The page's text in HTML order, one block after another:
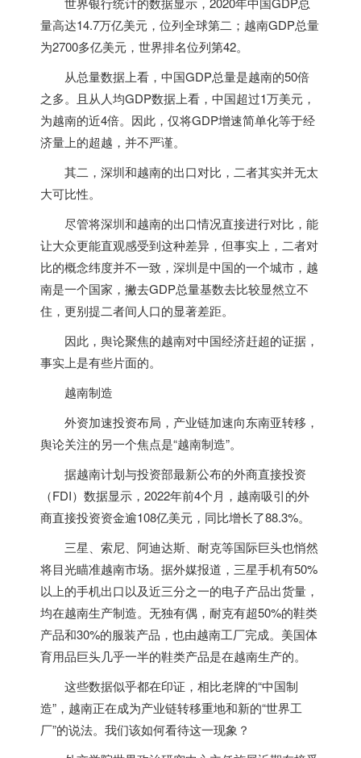
量高达14.7万亿美元，位列全球第二； 越南GDP总量
为2700多亿美元，世界排名位列第42。
从总量数据上看，中国GDP总量是越南的50倍
之多。且从人均GDP数据上看，中国超过1万美元，
为越南的近4倍。因此，仅将GDP增速简单化等于经
济量上的超越，并不严谨。
其二，深圳和越南的出口对比，二者其实并无太
大可比性。
尽管将深圳和越南的出口情况直接进行对比，能
让大众更能直观感受到这种差异，但事实上，二者对
比的概念纬度并不一致，深圳是中国的一个城市， 越
南是一个国家，撇去GDP总量基数去比较显然立不
住，更别提二者间人口的显著差距。
因此，舆论聚焦的越南对中国经济赶超的证据，
事实上是有些片面的。
越南制造
外资加速投资布局，产业链加速向东南亚转移，
舆论关注的另一个焦点是“越南制造”。
据越南计划与投资部最新公布的外商直接投资
（FDI）数据显示，2022年前4个月， 越南吸引的外
商直接投资资金逾108亿美元，同比增长了88.3%。
三星、索尼、阿迪达斯、耐克等国际巨头也悄然
将目光瞄准越南市场。据外媒报道，三星手机有50%
以上的手机出口以及近三分之一的电子产品出货量，
均在越南生产制造。无独有偶，耐克有超50%的鞋类
产品和30%的服装产品，也由越南工厂完成。美国体
育用品巨头几乎一半的鞋类产品是在越南生产的。
这些数据似乎都在印证，相比老牌的“中国制
造”， 越南正在成为产业链转移重地和新的“世界工
厂”的说法。我们该如何看待这一现象？